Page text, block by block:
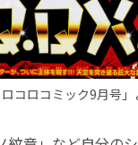
コロコミック9月号」